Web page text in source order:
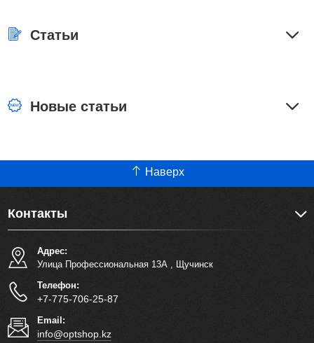
Статьи
Новые статьи
Наверх
Контакты
Адрес:
Улица Профессиональная 13А , Щучинск
Телефон:
+7-775-706-25-87
Email:
info@optshop.kz